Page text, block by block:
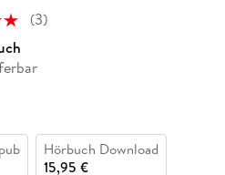
(3)
Hörbuch Download
15,95 €